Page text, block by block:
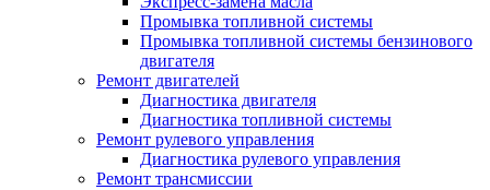
Промывка топливной системы
Промывка топливной системы бензинового
двигателя
Ремонт двигателей
Диагностика двигателя
Диагностика топливной системы
Ремонт рулевого управления
Диагностика рулевого управления
Ремонт трансмиссии